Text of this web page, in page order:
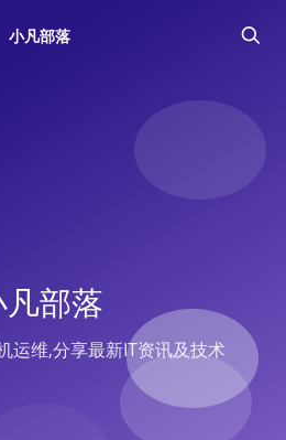
小凡部落
部落
运维,分享最新IT资讯及技术